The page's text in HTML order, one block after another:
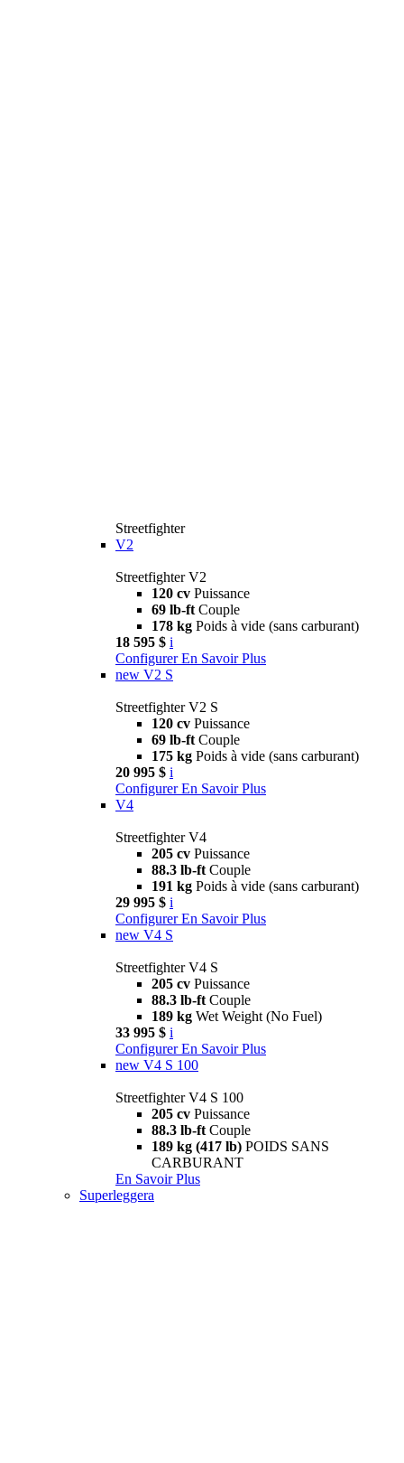
Streetfighter
V2
Streetfighter V2
120 cv Puissance
69 lb-ft Couple
178 kg Poids à vide (sans carburant)
18 595 $ i
Configurer En Savoir Plus
new V2 S
Streetfighter V2 S
120 cv Puissance
69 lb-ft Couple
175 kg Poids à vide (sans carburant)
20 995 $ i
Configurer En Savoir Plus
V4
Streetfighter V4
205 cv Puissance
88.3 lb-ft Couple
191 kg Poids à vide (sans carburant)
29 995 $ i
Configurer En Savoir Plus
new V4 S
Streetfighter V4 S
205 cv Puissance
88.3 lb-ft Couple
189 kg Wet Weight (No Fuel)
33 995 $ i
Configurer En Savoir Plus
new V4 S 100
Streetfighter V4 S 100
205 cv Puissance
88.3 lb-ft Couple
189 kg (417 lb) POIDS SANS
CARBURANT
En Savoir Plus
Superleggera